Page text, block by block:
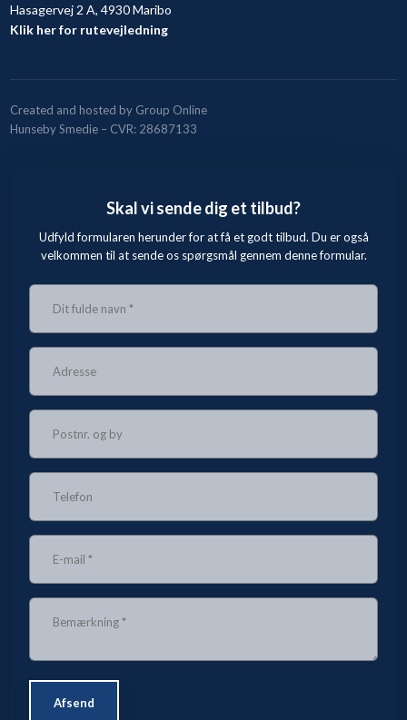
Hasagervej 2 A, 4930 Maribo
Klik her for rutevejledning
Created and hosted by Group Online
Hunseby Smedie – CVR: 28687133
Skal vi sende dig et tilbud?
Udfyld formularen herunder for at få et godt tilbud. Du er også
velkommen til at sende os spørgsmål gennem denne formular.